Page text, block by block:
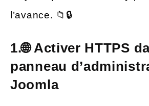
l’avance. 📁🔒
1.🌐 Activer HTTPS
panneau
Joomla